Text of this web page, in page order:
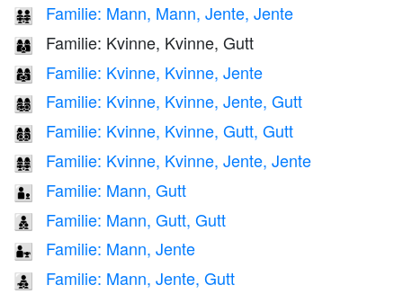
👨‍👨‍👧‍👧 Familie: Mann, Mann, Jente, Jente
👩‍👩‍👦 Familie: Kvinne, Kvinne, Gutt
👩‍👩‍👧 Familie: Kvinne, Kvinne, Jente
👩‍👩‍👧‍👦 Familie: Kvinne, Kvinne, Jente, Gutt
👩‍👩‍👦‍👦 Familie: Kvinne, Kvinne, Gutt, Gutt
👩‍👩‍👧‍👧 Familie: Kvinne, Kvinne, Jente, Jente
👨‍👦 Familie: Mann, Gutt
👨‍👦‍👦 Familie: Mann, Gutt, Gutt
👨‍👧 Familie: Mann, Jente
👨‍👧‍👦 Familie: Mann, Jente, Gutt